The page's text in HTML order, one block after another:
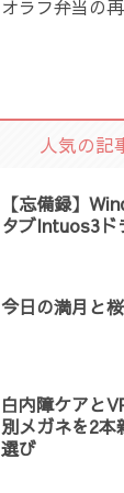
オラフ弁当の
人気の記
【忘備録】
タブIntuos3ド
今日の満月と桜
白内障ケアと
別メガネを2本
選び